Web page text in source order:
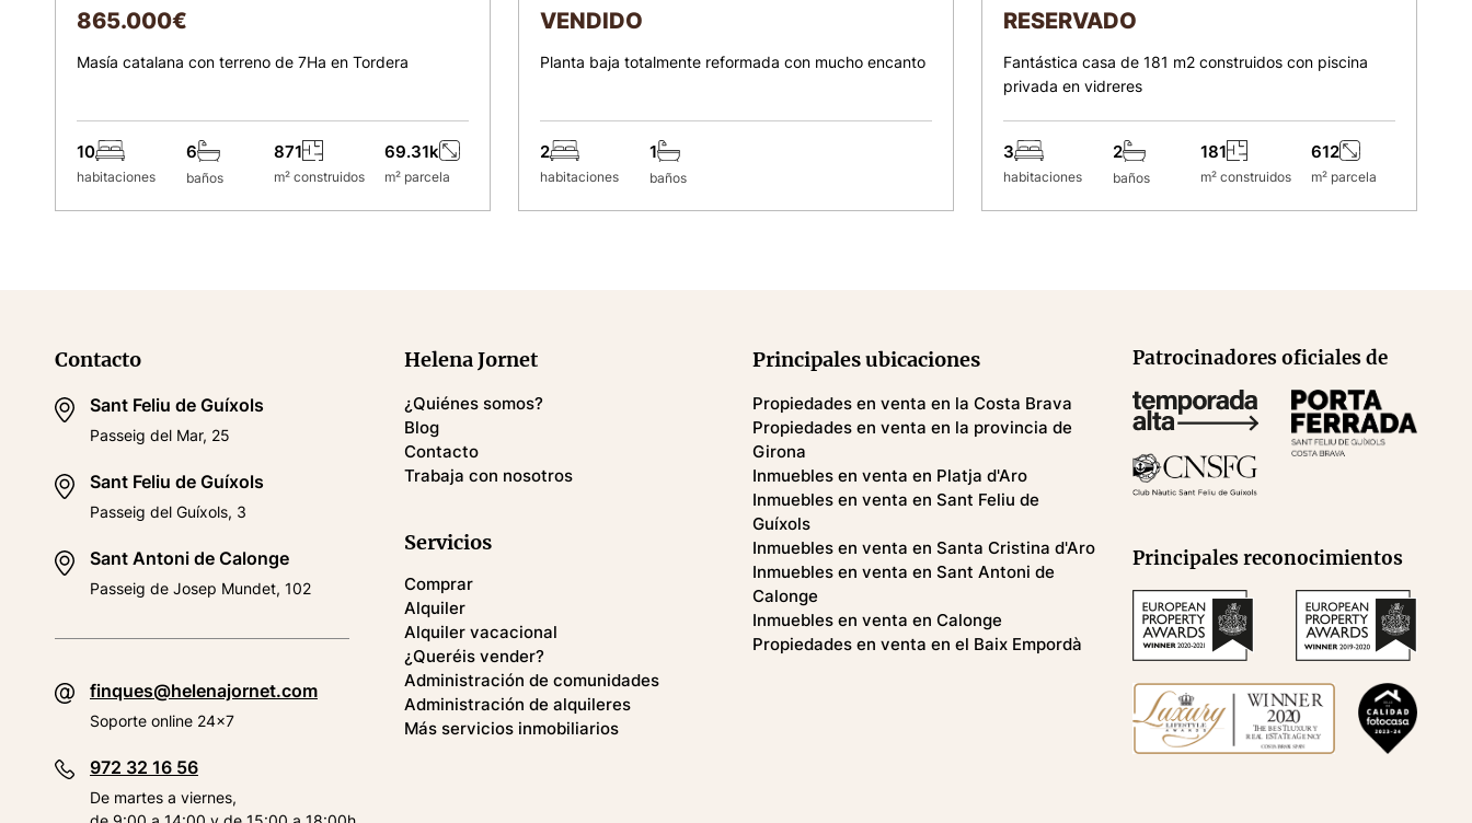
865.000€
Masía catalana con terreno de 7Ha en Tordera
10
habitaciones
6
baños
871
m² construidos
69.31k
m² parcela
VENDIDO
Planta baja totalmente reformada con mucho encanto
2
habitaciones
1
baños
RESERVADO
Fantástica casa de 181 m2 construidos con piscina
privada en vidreres
3
habitaciones
2
baños
181
m² construidos
612
m² parcela
Contacto
Sant Feliu de Guíxols
Passeig del Mar, 25
Sant Feliu de Guíxols
Passeig del Guíxols, 3
Sant Antoni de Calonge
Passeig de Josep Mundet, 102
finques@helenajornet.com
Soporte online 24x7
972 32 16 56
De martes a viernes,
Helena Jornet
¿Quiénes somos?
Blog
Contacto
Trabaja con nosotros
Servicios
Comprar
Alquiler
Alquiler vacacional
¿Queréis vender?
Administración de comunidades
Administración de alquileres
Más servicios inmobiliarios
Principales ubicaciones
Propiedades en venta en la Costa Brava
Propiedades en venta en la provincia de
Girona
Inmuebles en venta en Platja d'Aro
Inmuebles en venta en Sant Feliu de
Guíxols
Inmuebles en venta en Santa Cristina d'Aro
Inmuebles en venta en Sant Antoni de
Calonge
Inmuebles en venta en Calonge
Propiedades en venta en el Baix Empordà
Patrocinadores oficiales de
Principales reconocimientos